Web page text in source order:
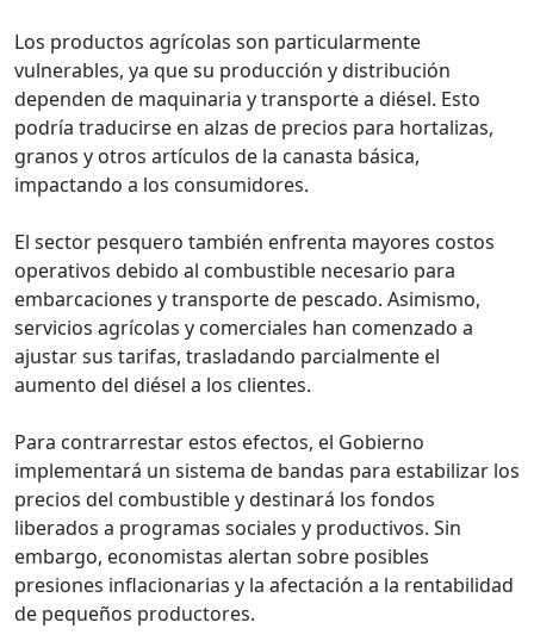
Los productos agrícolas son particularmente
vulnerables, ya que su producción y distribución
dependen de maquinaria y transporte a diésel. Esto
podría traducirse en alzas de precios para hortalizas,
granos y otros artículos de la canasta básica,
impactando a los consumidores.
El sector pesquero también enfrenta mayores costos
operativos debido al combustible necesario para
embarcaciones y transporte de pescado. Asimismo,
servicios agrícolas y comerciales han comenzado a
ajustar sus tarifas, trasladando parcialmente el
aumento del diésel a los clientes.
Para contrarrestar estos efectos, el Gobierno
implementará un sistema de bandas para estabilizar los
precios del combustible y destinará los fondos
liberados a programas sociales y productivos. Sin
embargo, economistas alertan sobre posibles
presiones inflacionarias y la afectación a la rentabilidad
de pequeños productores.